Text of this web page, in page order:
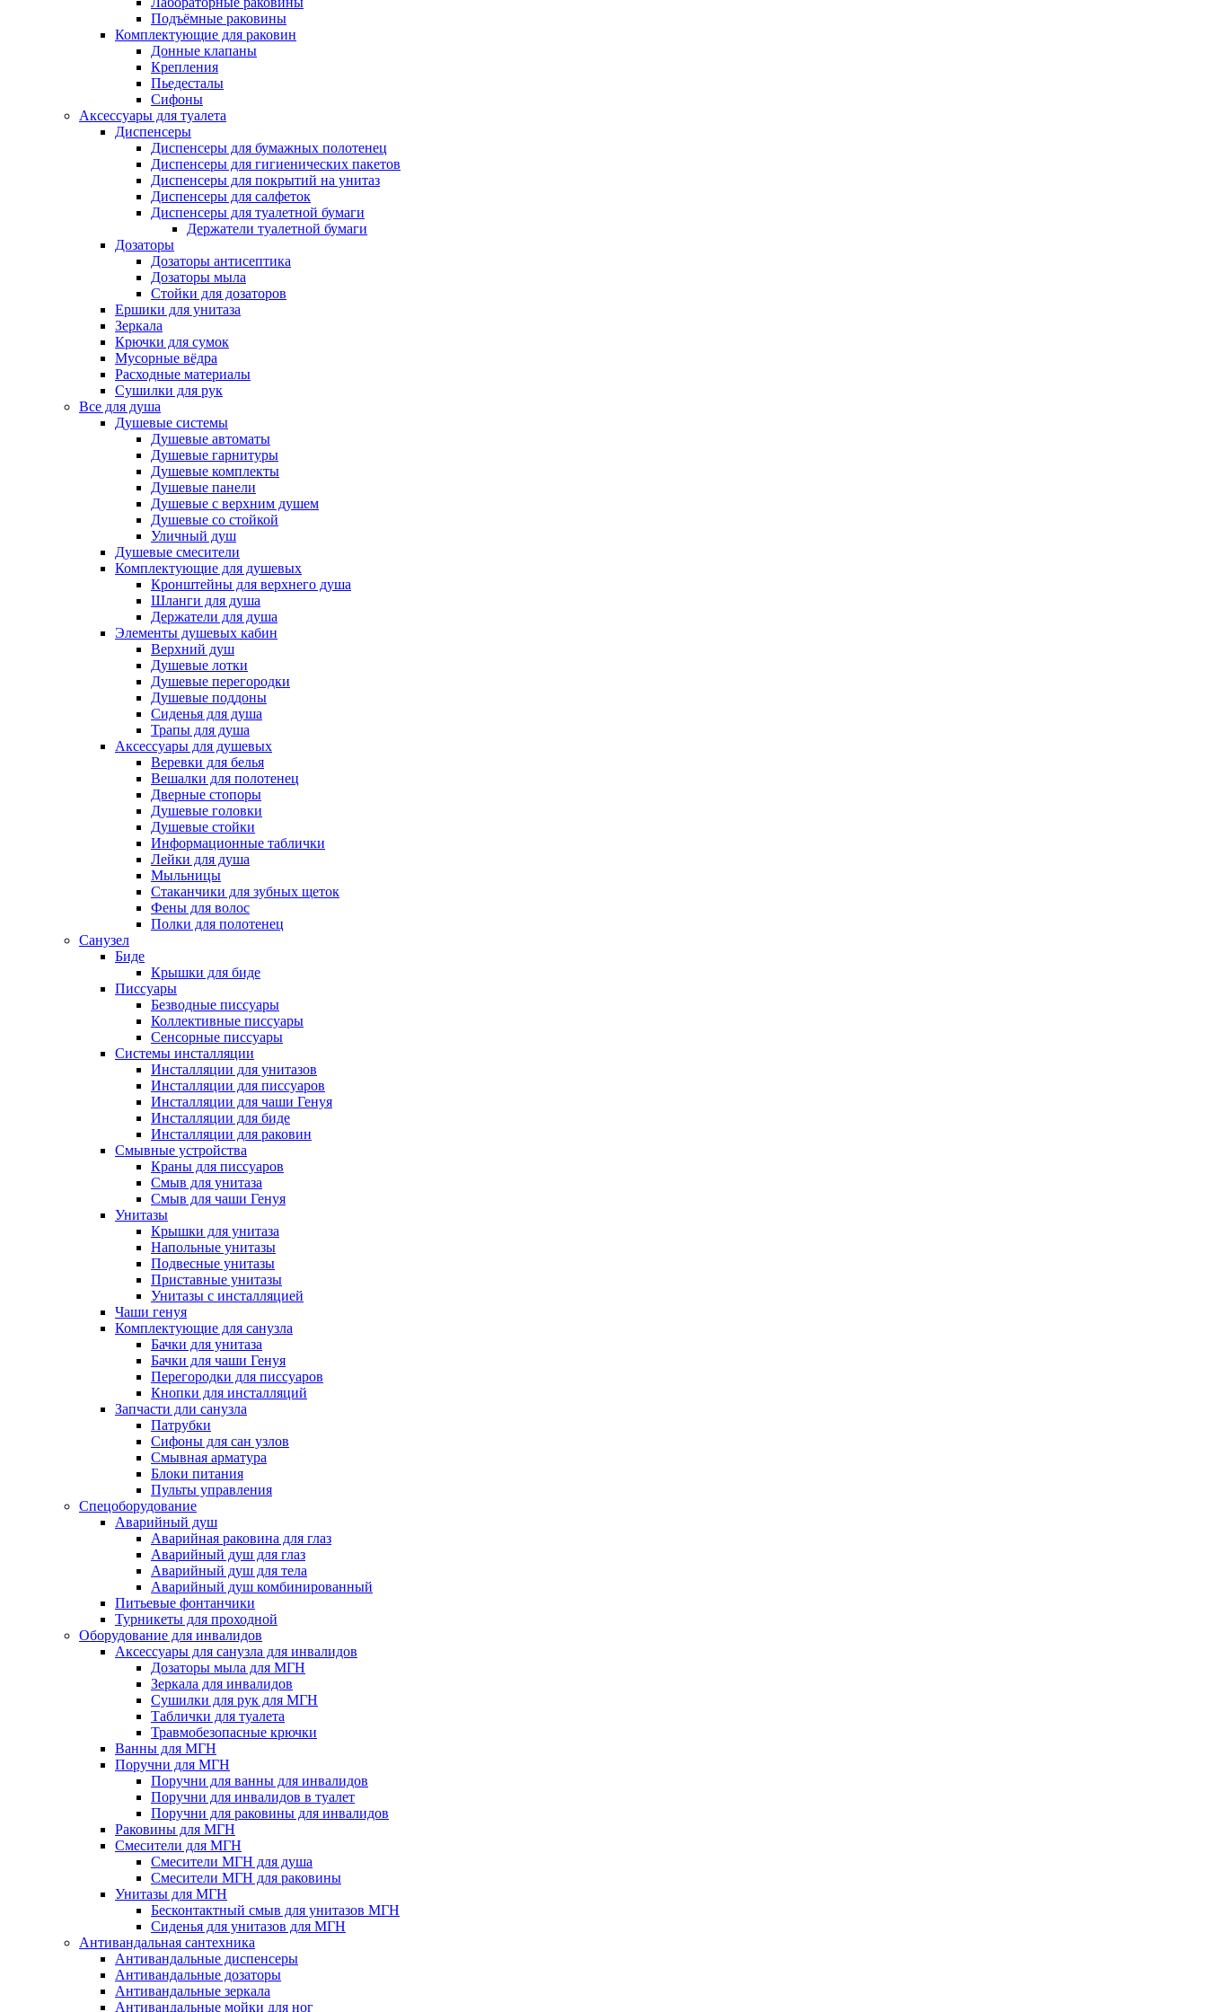
Подъёмные раковины
Комплектующие для раковин
Донные клапаны
Крепления
Пьедесталы
Сифоны
Аксессуары для туалета
Диспенсеры
Диспенсеры для бумажных полотенец
Диспенсеры для гигиенических пакетов
Диспенсеры для покрытий на унитаз
Диспенсеры для салфеток
Диспенсеры для туалетной бумаги
Держатели туалетной бумаги
Дозаторы
Дозаторы антисептика
Дозаторы мыла
Стойки для дозаторов
Ершики для унитаза
Зеркала
Крючки для сумок
Мусорные вёдра
Расходные материалы
Сушилки для рук
Все для душа
Душевые системы
Душевые автоматы
Душевые гарнитуры
Душевые комплекты
Душевые панели
Душевые с верхним душем
Душевые со стойкой
Уличный душ
Душевые смесители
Комплектующие для душевых
Кронштейны для верхнего душа
Шланги для душа
Держатели для душа
Элементы душевых кабин
Верхний душ
Душевые лотки
Душевые перегородки
Душевые поддоны
Сиденья для душа
Трапы для душа
Аксессуары для душевых
Веревки для белья
Вешалки для полотенец
Дверные стопоры
Душевые головки
Душевые стойки
Информационные таблички
Лейки для душа
Мыльницы
Стаканчики для зубных щеток
Фены для волос
Полки для полотенец
Санузел
Биде
Крышки для биде
Писсуары
Безводные писсуары
Коллективные писсуары
Сенсорные писсуары
Системы инсталляции
Инсталляции для унитазов
Инсталляции для писсуаров
Инсталляции для чаши Генуя
Инсталляции для биде
Инсталляции для раковин
Смывные устройства
Краны для писсуаров
Смыв для унитаза
Смыв для чаши Генуя
Унитазы
Крышки для унитаза
Напольные унитазы
Подвесные унитазы
Приставные унитазы
Унитазы с инсталляцией
Чаши генуя
Комплектующие для санузла
Бачки для унитаза
Бачки для чаши Генуя
Перегородки для писсуаров
Кнопки для инсталляций
Запчасти дли санузла
Патрубки
Сифоны для сан узлов
Смывная арматура
Блоки питания
Пульты управления
Спецоборудование
Аварийный душ
Аварийная раковина для глаз
Аварийный душ для глаз
Аварийный душ для тела
Аварийный душ комбинированный
Питьевые фонтанчики
Турникеты для проходной
Оборудование для инвалидов
Аксессуары для санузла для инвалидов
Дозаторы мыла для МГН
Зеркала для инвалидов
Сушилки для рук для МГН
Таблички для туалета
Травмобезопасные крючки
Ванны для МГН
Поручни для МГН
Поручни для ванны для инвалидов
Поручни для инвалидов в туалет
Поручни для раковины для инвалидов
Раковины для МГН
Смесители для МГН
Смесители МГН для душа
Смесители МГН для раковины
Унитазы для МГН
Бесконтактный смыв для унитазов МГН
Сиденья для унитазов для МГН
Антивандальная сантехника
Антивандальные диспенсеры
Антивандальные дозаторы
Антивандальные зеркала
Антивандальные мойки для ног